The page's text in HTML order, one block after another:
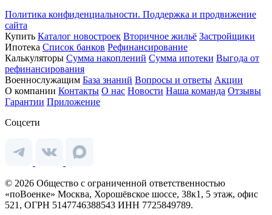
Политика конфиденциальности. Поддержка и продвижение
сайта
Купить Каталог новостроек Вторичное жильё Застройщики
Ипотека Список банков Рефинансирование
Калькуляторы Сумма накоплений Сумма ипотеки Выгода от
рефинансирования
Военнослужащим База знаний Вопросы и ответы Акции
О компании Контакты О нас Новости Наша команда Отзывы
Гарантии Приложение
Соцсети
© 2026 Общество с ограниченной ответственностью
«поВоенке» Москва, Хорошёвское шоссе, 38к1, 5 этаж, офис
521, ОГРН 5147746388543 ИНН 7725849789.